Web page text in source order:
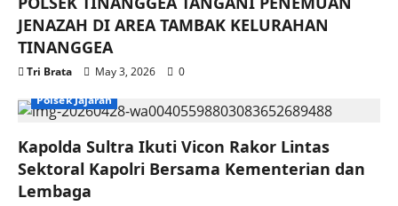
JENAZAH DI AREA TAMBAK KELURAHAN
TINANGGEA
Tri Brata May 3, 2026
0
Polsek Jajaran
Kapolda Sultra Ikuti Vicon Rakor Lintas
Sektoral Kapolri Bersama Kementerian dan
Lembaga